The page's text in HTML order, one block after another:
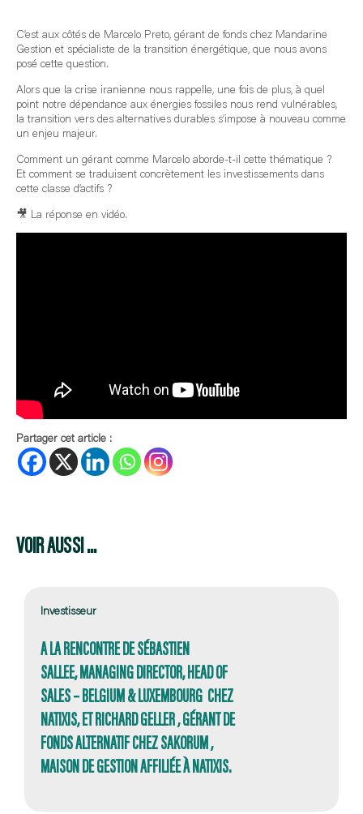
C’est aux côtés de Marcelo Preto, gérant de fonds chez Mandarine
Gestion et spécialiste de la transition énergétique, que nous avons
posé cette question.
Alors que la crise iranienne nous rappelle, une fois de plus, à quel
point notre dépendance aux énergies fossiles nous rend vulnérables,
la transition vers des alternatives durables s’impose à nouveau comme
un enjeu majeur.
Comment un gérant comme Marcelo aborde-t-il cette thématique ?
Et comment se traduisent concrètement les investissements dans
cette classe d’actifs ?
🎥 La réponse en vidéo.
Partager cet article :
VOIR AUSSI ...
Investisseur
A LA RENCONTRE DE SÉBASTIEN
SALLEE, MANAGING DIRECTOR, HEAD OF
SALES – BELGIUM & LUXEMBOURG CHEZ
NATIXIS, ET RICHARD GELLER , GÉRANT DE
FONDS ALTERNATIF CHEZ SAKORUM ,
MAISON DE GESTION AFFILIÉE À NATIXIS.